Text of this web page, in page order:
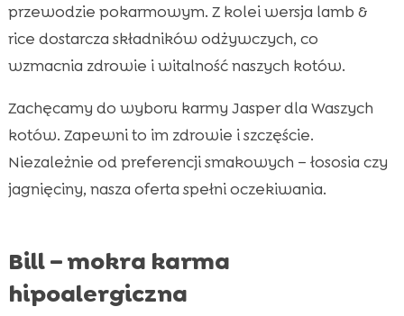
przewodzie pokarmowym. Z kolei wersja lamb &
rice dostarcza składników odżywczych, co
wzmacnia zdrowie i witalność naszych kotów.
Zachęcamy do wyboru karmy Jasper dla Waszych
kotów. Zapewni to im zdrowie i szczęście.
Niezależnie od preferencji smakowych – łososia czy
jagnięciny, nasza oferta spełni oczekiwania.
Bill – mokra karma
hipoalergiczna